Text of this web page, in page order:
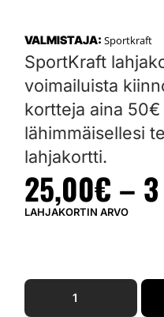
VALMISTAJA: Sportkraft
SportKraft
voimailuista
kortteja aina
lähimmäisellesi
lahjakortti.
25,00€ –
LAHJAKORTIN ARVO